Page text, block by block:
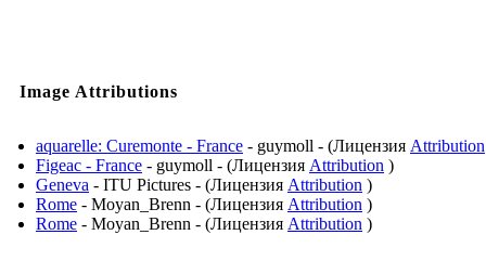
Image Attributions
aquarelle: Curemonte - France - guymoll - (Лицензия Attribution
Figeac - France - guymoll - (Лицензия Attribution )
Geneva - ITU Pictures - (Лицензия Attribution )
Rome - Moyan_Brenn - (Лицензия Attribution )
Rome - Moyan_Brenn - (Лицензия Attribution )